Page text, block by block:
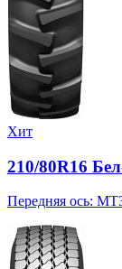
Хит
210/80R16
Передняя ось: